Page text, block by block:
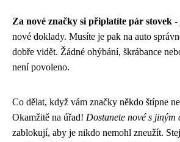
Za nové značky si připlatíte pár stovek -
nové doklady. Musíte je pak na auto
dobře vidět. Žádné ohýbání, škrábance
není povoleno.
Co dělat, když vám značky někdo štípne
Okamžitě na úřad! Dostanete nové s jiným
zablokují, aby je nikdo nemohl zneužít.